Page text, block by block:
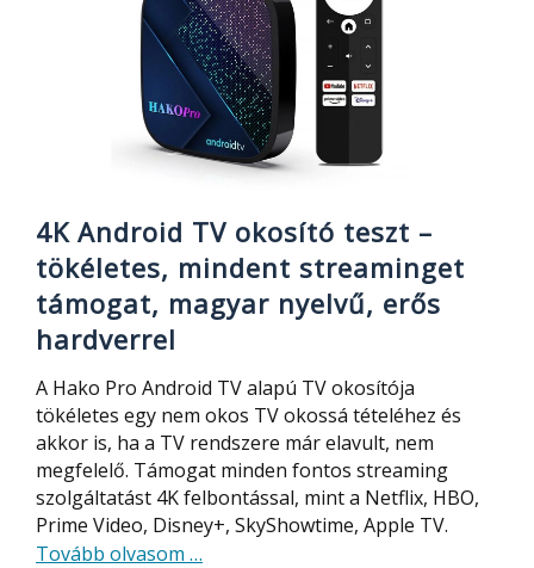
4K Android TV okosító teszt –
tökéletes, mindent streaminget
támogat, magyar nyelvű, erős
hardverrel
A Hako Pro Android TV alapú TV okosítója
tökéletes egy nem okos TV okossá tételéhez és
akkor is, ha a TV rendszere már elavult, nem
megfelelő. Támogat minden fontos streaming
szolgáltatást 4K felbontással, mint a Netflix, HBO,
Prime Video, Disney+, SkyShowtime, Apple TV.
Tovább olvasom about
…